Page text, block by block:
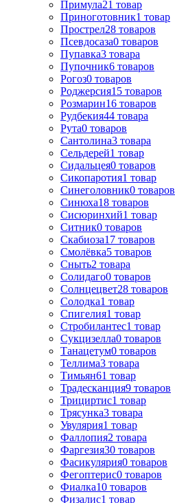
Примула21 товар
Приноготовник1 товар
Прострел28 товаров
Псевдосаза0 товаров
Пупавка3 товара
Пупочник6 товаров
Рогоз0 товаров
Роджерсия15 товаров
Розмарин16 товаров
Рудбекия44 товара
Рута0 товаров
Сантолина3 товара
Сельдерей1 товар
Сидальцея0 товаров
Сикопаротия1 товар
Синеголовник0 товаров
Синюха18 товаров
Сисюринхий1 товар
Ситник0 товаров
Скабиоза17 товаров
Смолёвка5 товаров
Сныть2 товара
Солидаго0 товаров
Солнцецвет28 товаров
Солодка1 товар
Спигелия1 товар
Стробилантес1 товар
Сукцизелла0 товаров
Танацетум0 товаров
Теллима3 товара
Тимьян61 товар
Традесканция9 товаров
Трициртис1 товар
Трясунка3 товара
Увулярия1 товар
Фаллопия2 товара
Фаргезия30 товаров
Фасикулярия0 товаров
Фегоптерис0 товаров
Фиалка10 товаров
Физалис1 товар